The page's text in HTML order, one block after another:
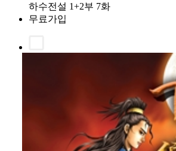
하수전설 1+2부 7화
무료가입